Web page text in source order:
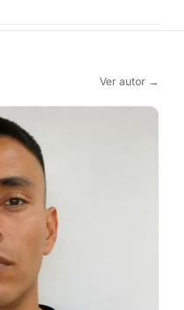
Ver autor →